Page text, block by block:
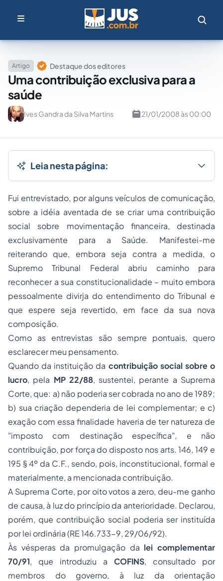
Artigo Destaque dos editores
Uma contribuição exclusiva para a
saúde
Ives Gandra da Silva Martins 21/01/2008 às 00:00
Leia nesta página:
Fui entrevistado, por alguns veículos de comunicação,
sobre a idéia aventada de se criar uma contribuição
social sobre movimentação financeira, destinada
exclusivamente para a Saúde. Manifestei-me
reiterando que, embora seja contra a medida, o
Supremo Tribunal Federal abriu caminho para
reconhecer a sua constitucionalidade – muito embora
pessoalmente divirja do entendimento do Tribunal e
que espere seja revertido, em face da sua nova
composição.
Como as entrevistas são sempre pontuais, quero
esclarecer meu pensamento.
Quando da instituição da contribuição social sobre o
lucro, pela MP 22/88, sustentei, perante a Suprema
Corte, que: a) não poderia ser cobrada no ano de 1989;
b) sua criação dependeria de lei complementar; e c)
exação com essa finalidade haveria de ter natureza de
"imposto com destinação específica", e não
contribuição, por força do disposto nos arts. 146, 149 e
195 § 4º da C.F., sendo, pois, inconstitucional, formal e
materialmente, a mencionada contribuição.
A Suprema Corte, por oito votos a zero, deu-me ganho
de causa, à luz do princípio da anterioridade. Declarou,
porém, que contribuição social poderia ser instituída
por lei ordinária (RE 146.733-9, 29/06/92).
Às vésperas da promulgação da lei complementar
70/91, que introduziu a COFINS, consultado por
membros do governo, à luz da orientação